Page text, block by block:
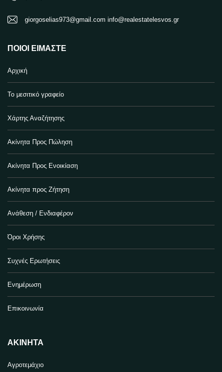
giorgoselias973@gmail.com info@realestatelesvos.gr
ΠΟΙΟΙ ΕΊΜΑΣΤΕ
Αρχική
Το μεσιτικό γραφείο
Χάρτης Αναζήτησης
Ακίνητα Προς Πώληση
Ακίνητα Προς Ενοικίαση
Ακίνητα προς Ζήτηση
Ανάθεση / Ενδιαφέρον
Όροι Χρήσης
Συχνές Ερωτήσεις
Ενημέρωση
Επικοινωνία
ΑΚΊΝΗΤΑ
Αγροτεμάχιο